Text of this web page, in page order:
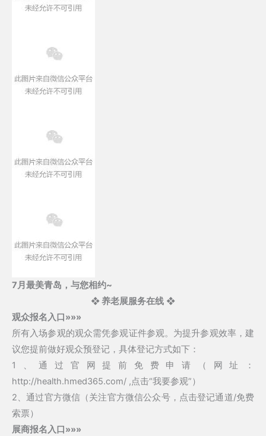
7月最美青岛，与您相约~
❖养老展服务在线 ❖
观众报名入口»»»
所有入场参观的观众需凭参观证件参观。为提升参观效率，建
议您提前做好观众预登记，具体登记方式如下：
1、通过官网提前免费申请（网址：
http://health.hmed365.com/ ,点击“我要参观”）
2、通过官方微信（关注官方微信公众号，点击登记通道/免费
索票）
展商报名入口»»»